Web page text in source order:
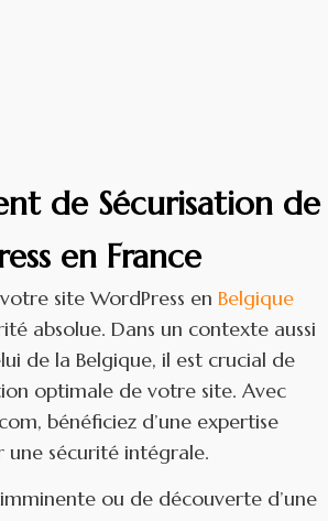
de Sécurisation de
en France
site WordPress en Belgique
absolue. Dans un contexte aussi
de la Belgique, il est crucial de
optimale de votre site. Avec
bénéficiez d’une expertise
une sécurité intégrale.
ou de découverte d’une